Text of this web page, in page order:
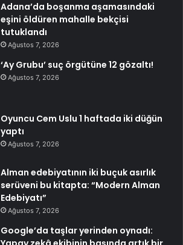
Adana’da boşanma aşamasındaki
eşini öldüren mahalle bekçisi
tutuklandı
Ağustos 7, 2026
‘Ay Grubu’ suç örgütüne 12 gözaltı!
Ağustos 7, 2026
Oyuncu Cem Uslu 1 haftada iki düğün
yaptı
Ağustos 7, 2026
Alman edebiyatının iki buçuk asırlık
serüveni bu kitapta: “Modern Alman
Edebiyatı”
Ağustos 7, 2026
Google’da taşlar yerinden oynadı: